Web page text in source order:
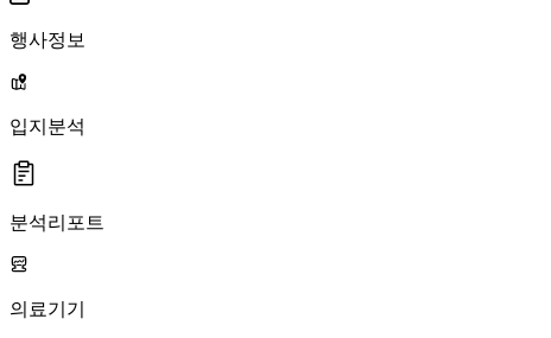
행사정보
입지분석
분석리포트
의료기기